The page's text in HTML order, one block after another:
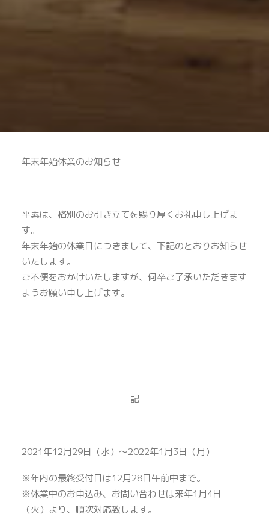
年末年始休業のお知らせ
平素は、格別のお引き立てを賜り厚くお礼申し上げま
す。
年末年始の休業日につきまして、下記のとおりお知らせ
いたします。
ご不便をおかけいたしますが、何卒ご了承いただきます
ようお願い申し上げます。
記
2021年12月29日（水）～2022年1月3日（月）
※年内の最終受付日は12月28日午前中まで。
※休業中のお申込み、お問い合わせは来年1月4日
（火）より、順次対応致します。